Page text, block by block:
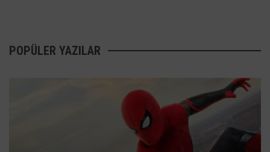
POPÜLER YAZILAR